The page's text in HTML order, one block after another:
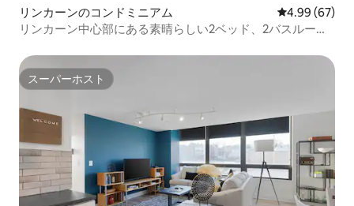
リンカーンのコンドミニアム レビュー67
4.99 (67)
リンカーン中心部にある素晴らしい2ベッド、2バスルー
スーパーホスト
スーパーホスト